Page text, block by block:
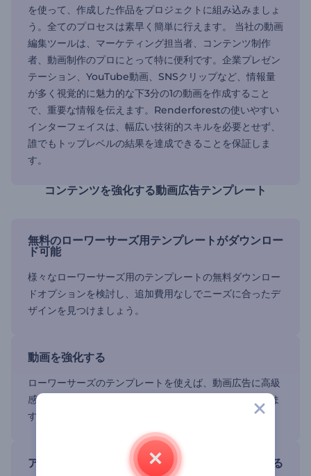
を使って、作成した作品をプロジェクトに組み込みましょ
う。全てのプロセスは素早く簡単に行えます。 当社の動画
編集ツールは、マーケティング担当者、コンテンツ制作
者、動画制作のプロにとって特に便利です。企業プレゼン
テーション、YouTube動画、SNSクリップなど、情報量
が多く視覚的に魅力的な下3分の1の動画を作成すること
で、重要な情報を伝えます。Renderforestの使いやすい
インターフェイスは、幅広い技術的スキルを必要とせず、
誰でもトップレベルの結果を達成できることを保証しま
す。
コンテンツを強化する動画広告テンプレート
無料のローワーサーズ用テンプレートがダウンロー
ド可能
様々なローワーサーズ用のテンプレートの無料ダウンロー
ドオプションを検討し、追加費用なしでニーズに合ったデ
ザインを見つけましょう。
動画を強化する
ローワーサーズのテンプレートを使えば、動画広告に高級
感を加えることができ、重要な情報を効果的に強調できま
す。
アニメのテンプレートでエンゲージメントを高める